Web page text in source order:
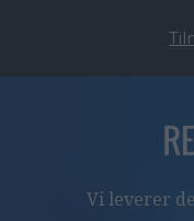
Vi leverer